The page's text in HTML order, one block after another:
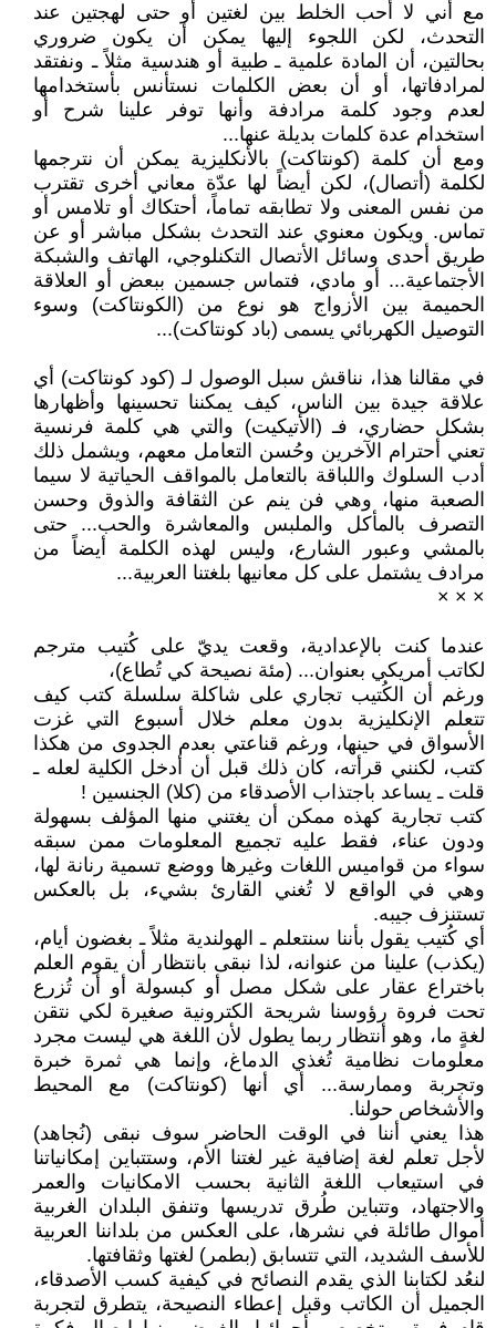
مع أني لا أحب الخلط بين لغتين أو حتى لهجتين عند
التحدث، لكن اللجوء إليها يمكن أن يكون ضروري
بحالتين، أن المادة علمية ـ طبية أو هندسية مثلاً ـ ونفتقد
لمرادفاتها، أو أن بعض الكلمات نستأنس بأستخدامها
لعدم وجود كلمة مرادفة وأنها توفر علينا شرح أو
استخدام عدة كلمات بديلة عنها...
ومع أن كلمة (كونتاكت) بالأنكليزية يمكن أن نترجمها
لكلمة (أتصال)، لكن أيضاً لها عدّة معاني أخرى تقترب
من نفس المعنى ولا تطابقه تماماً، أحتكاك أو تلامس أو
تماس. ويكون معنوي عند التحدث بشكل مباشر أو عن
طريق أحدى وسائل الأتصال التكنلوجي، الهاتف والشبكة
الأجتماعية... أو مادي، فتماس جسمين ببعض أو العلاقة
الحميمة بين الأزواج هو نوع من (الكونتاكت) وسوء
التوصيل الكهربائي يسمى (باد كونتاكت)...
في مقالنا هذا، نناقش سبل الوصول لـ (كود كونتاكت) أي
علاقة جيدة بين الناس، كيف يمكننا تحسينها وأظهارها
بشكل حضاري، فـ (الأتيكيت) والتي هي كلمة فرنسية
تعني أحترام الآخرين وحُسن التعامل معهم، ويشمل ذلك
أدب السلوك واللباقة بالتعامل بالمواقف الحياتية لا سيما
الصعبة منها، وهي فن ينم عن الثقافة والذوق وحسن
التصرف بالمأكل والملبس والمعاشرة والحب... حتى
بالمشي وعبور الشارع، وليس لهذه الكلمة أيضاً من
مرادف يشتمل على كل معانيها بلغتنا العربية...
× × ×
عندما كنت بالإعدادية، وقعت يديّ على كُتيب مترجم
لكاتب أمريكي بعنوان... (مئة نصيحة كي تُطاع)،
ورغم أن الكُتيب تجاري على شاكلة سلسلة كتب كيف
تتعلم الإنكليزية بدون معلم خلال أسبوع التي غزت
الأسواق في حينها، ورغم قناعتي بعدم الجدوى من هكذا
كتب، لكنني قرأته، كان ذلك قبل أن أدخل الكلية لعله ـ
قلت ـ يساعد باجتذاب الأصدقاء من (كلا) الجنسين !
كتب تجارية كهذه ممكن أن يغتني منها المؤلف بسهولة
ودون عناء، فقط عليه تجميع المعلومات ممن سبقه
سواء من قواميس اللغات وغيرها ووضع تسمية رنانة لها،
وهي في الواقع لا تُغني القارئ بشيء، بل بالعكس
تستنزف جيبه.
أي كُتيب يقول بأننا سنتعلم ـ الهولندية مثلاً ـ بغضون أيام،
(يكذب) علينا من عنوانه، لذا نبقى بانتظار أن يقوم العلم
باختراع عقار على شكل مصل أو كبسولة أو أن تُزرع
تحت فروة رؤوسنا شريحة الكترونية صغيرة لكي نتقن
لغةٍ ما، وهو أنتظار ربما يطول لأن اللغة هي ليست مجرد
معلومات نظامية تُغذي الدماغ، وإنما هي ثمرة خبرة
وتجربة وممارسة... أي أنها (كونتاكت) مع المحيط
والأشخاص حولنا.
هذا يعني أننا في الوقت الحاضر سوف نبقى (نُجاهد)
لأجل تعلم لغة إضافية غير لغتنا الأم، وستتباين إمكانياتنا
في استيعاب اللغة الثانية بحسب الامكانيات والعمر
والاجتهاد، وتتباين طُرق تدريسها وتنفق البلدان الغربية
أموال طائلة في نشرها، على العكس من بلداننا العربية
للأسف الشديد، التي تتسابق (بطمر) لغتها وثقافتها.
لنعُد لكتابنا الذي يقدم النصائح في كيفية كسب الأصدقاء،
الجميل أن الكاتب وقبل إعطاء النصيحة، يتطرق لتجربة